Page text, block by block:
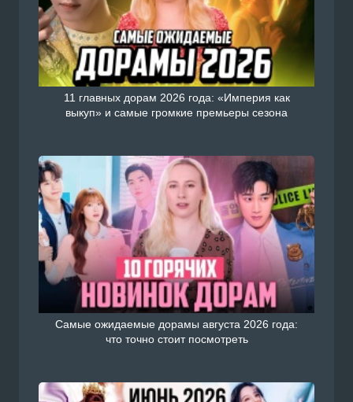
11 главных дорам 2026 года: «Империя как
выкуп» и самые громкие премьеры сезона
Самые ожидаемые дорамы августа 2026 года:
что точно стоит посмотреть